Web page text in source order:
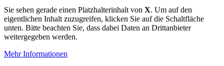
Sie sehen gerade einen Platzhalterinhalt von X. Um auf den
eigentlichen Inhalt zuzugreifen, klicken Sie auf die Schaltfläche
unten. Bitte beachten Sie, dass dabei Daten an Drittanbieter
weitergegeben werden.
Mehr Informationen